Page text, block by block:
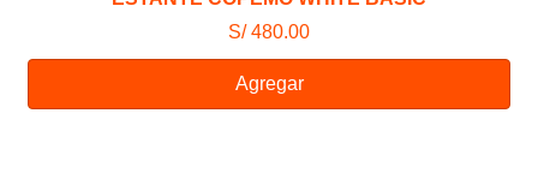
S/ 480.00
Agregar